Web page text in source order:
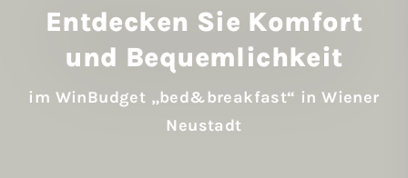
Entdecken Sie Komfort
und Bequemlichkeit
im WinBudget „bed&breakfast“ in Wiener
Neustadt